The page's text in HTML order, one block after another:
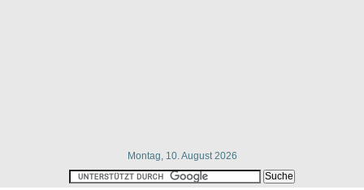
Montag, 10. August 2026